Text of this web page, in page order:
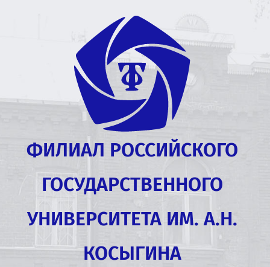
ФИЛИАЛ РОССИЙСКОГО
ГОСУДАРСТВЕННОГО
УНИВЕРСИТЕТА ИМ. А.Н.
КОСЫГИНА